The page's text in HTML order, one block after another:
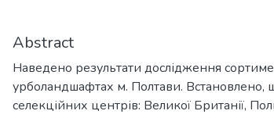
Abstract
Наведено результати дослідження
урболандшафтах м. Полтави. Встановлено,
селекційних центрів: Великої Британії,